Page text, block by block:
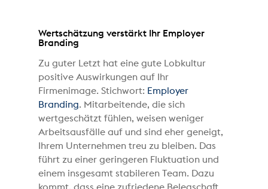
Wertschätzung verstärkt Ihr Employer
Branding
Zu guter Letzt hat eine gute Lobkultur
positive Auswirkungen auf Ihr
Firmenimage. Stichwort: Employer
Branding. Mitarbeitende, die sich
wertgeschätzt fühlen, weisen weniger
Arbeitsausfälle auf und sind eher geneigt,
Ihrem Unternehmen treu zu bleiben. Das
führt zu einer geringeren Fluktuation und
einem insgesamt stabileren Team. Dazu
kommt, dass eine zufriedene Belegschaft